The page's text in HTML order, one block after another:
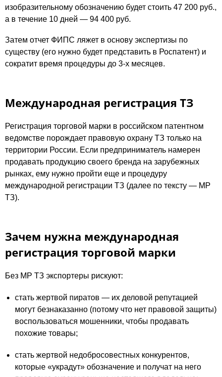
изобразительному обозначению будет стоить 47 200 руб.,
а в течение 10 дней — 94 400 руб.
Затем отчет ФИПС ляжет в основу экспертизы по
существу (его нужно будет представить в Роспатент) и
сократит время процедуры до 3-х месяцев.
Международная регистрация ТЗ
Регистрация торговой марки в российском патентном
ведомстве порождает правовую охрану ТЗ только на
территории России. Если предприниматель намерен
продавать продукцию своего бренда на зарубежных
рынках, ему нужно пройти еще и процедуру
международной регистрации ТЗ (далее по тексту — МР
ТЗ).
Зачем нужна международная
регистрация торговой марки
Без МР ТЗ экспортеры рискуют:
стать жертвой пиратов — их деловой репутацией
могут безнаказанно (потому что нет правовой защиты)
воспользоваться мошенники, чтобы продавать
похожие товары;
стать жертвой недобросовестных конкурентов,
которые «украдут» обозначение и получат на него